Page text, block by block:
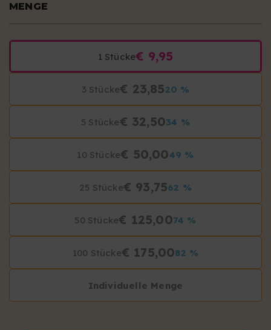
MENGE
1 Stücke€ 9,95
3 Stücke€ 23,8520 %
5 Stücke€ 32,5034 %
10 Stücke€ 50,0049 %
25 Stücke€ 93,7562 %
50 Stücke€ 125,0074 %
100 Stücke€ 175,0082 %
Individuelle Menge